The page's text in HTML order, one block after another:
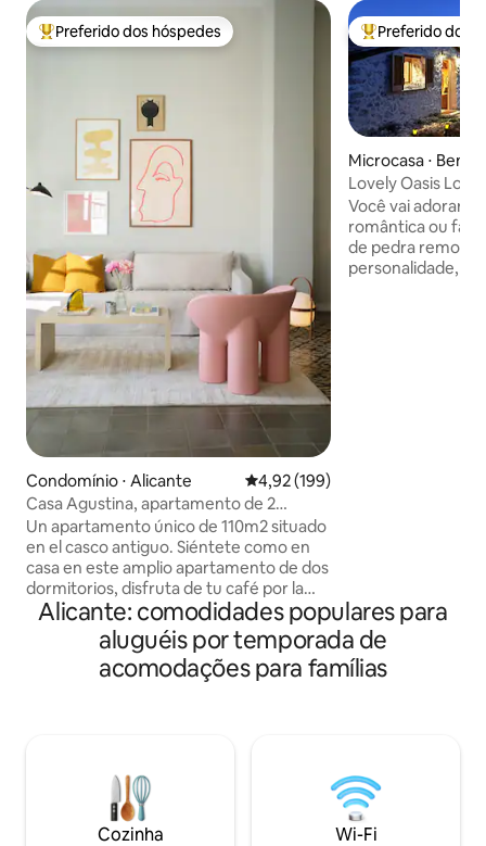
Entre os melhores preferidos dos hóspedes
Preferido dos hóspedes
Condomínio ⋅ Alicante 4,92 de uma avaliação média de
4,92 (199)
Casa Agustina, apartamento de 2
quartos e 2 banheiros
Un apartamento único de 110m2 situado
en el casco antiguo. Siéntete como en
casa en este amplio apartamento de dos
dormitorios, disfruta de tu café por la
mañana con vistas a los tejados del
convento y déjate abrazar por la historia
del casco antiguo. Los dos dormitorios
están situados en lados opuestos en el
dormitorio tiene un baño al que se
accede desde el pasillo. Ambos tienen
balcones y las camas son dobles de
Entre os
Preferido dos
Microcasa ⋅
Lovely Oasis Los
Você vai adorar
romântica ou
de pedra
personalidade, está localizada ao lado do
Alicante: comodidades populares para
aluguéis por temporada de
acomodações para famílias
Cozinha Wi-Fi